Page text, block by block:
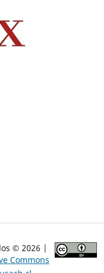
© 2026 |
Commons